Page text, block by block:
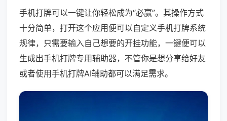
手机打牌可以一键让你轻松成为“必赢”。其操作方式
十分简单，打开这个应用便可以自定义手机打牌系统
规律，只需要输入自己想要的开挂功能，一键便可以
生成出手机打牌专用辅助器，不管你是想分享给好友
或者使用手机打牌AI辅助都可以满足需求。